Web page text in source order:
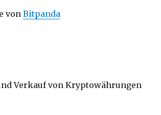
von Bitpanda
Verkauf von Kryptowährungen